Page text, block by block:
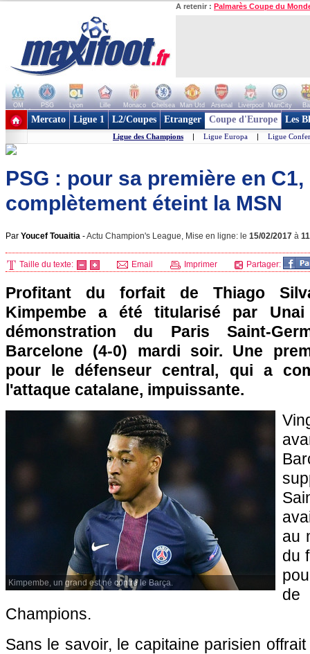
A retenir : Palmarès Coupe du
OM PSG Lyon Lille Monaco Chelsea Man Utd Arsenal Liverpool ManCity
+ de clubs
Mercato Ligue 1 L2/Coupes Etranger Coupe d'Europe Les
Ligue des Champions | Ligue Europa | Ligue
PSG : pour sa première en
complètement éteint la MSN
Par Youcef Touaitia -Actu Champion's League, Mise en ligne: le 15/02/2017 à
Taille du texte: Email Imprimer Partager:
Profitant du forfait de Thiago
Kimpembe a été titularisé par
démonstration du Paris Saint-
Barcelone (4-0) mardi soir. Une
pour le défenseur central, qui a
l'attaque catalane, impuissante.
Kimpembe, un grand est né contre le Barça.
au
du
Champions.
Sans le savoir, le capitaine parisien